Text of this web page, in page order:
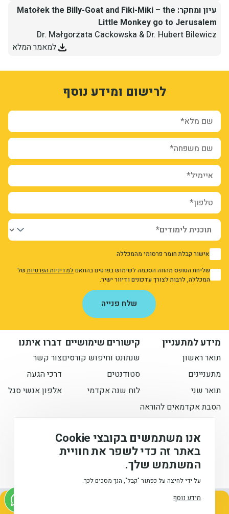
עיון ומחקר: Matołek the Billy-Goat and Fiki-Miki – the
Little Monkey go to Jerusalem
Dr. Małgorzata Cackowska & Dr. Hubert Bilewicz
למאמר המלא
לרישום ומידע נוסף
שם מלא*
שם משפחה*
איימיל*
טלפון*
1 אישור קבלת חומר פרסומי מהמכללה
1
אני מאשר/ת את מדיניות הפרטיות
שליחת הטופס מהווה הסכמה לשימוש בפרטים בהתאםלמדיניות הפרטיותשל
המכללה, לרבות לצורך עדכונים ודיוור ישיר.
שלח פנייה
WwvkhCZtYhdIzAEWbytdu_4XHkUqx2DaKu4cOmGepSA
dyU8bj6D9uS3b1NyUuP_Y979x7AryjCTmBvbEtyeCrI
מידע למתעניין
תואר ראשון
מתעניינים
תואר שני
הסבת אקדמאים להוראה
קישורים שימושיים
שנתונט וחיפוש קורסים
סטודנטים
לוח שנה אקדמי
דברו איתנו
צור קשר
דרכי הגעה
אלפון אנשי סגל
המכללה האקדמית לחינוך ע"ש דוד ילין (ע.ר), © 2026
הישארו מעודכנים איתנואנו משתמשים בקובצי Cookie
באתר זה כדי לשפר את חוויית
המשתמש שלך.
על ידי לחיצה על כפתור "קבל", הנך מסכים לכך.
מידע נוסף